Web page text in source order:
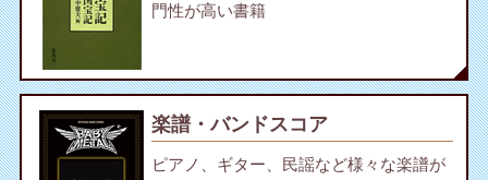
門性が高い書籍
楽譜・バンドスコア
ピアノ、ギター、民謡など様々な楽譜が